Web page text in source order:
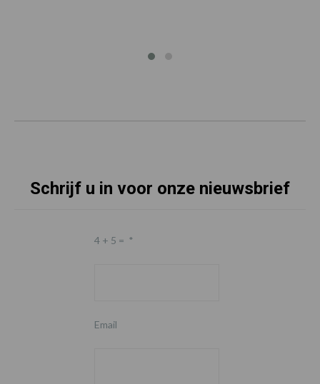
Schrijf u in voor onze nieuwsbrief
4 + 5 = *
Email